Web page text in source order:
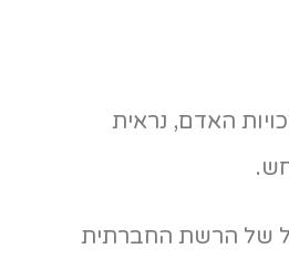
האדם, נראית
הרשת החברתית